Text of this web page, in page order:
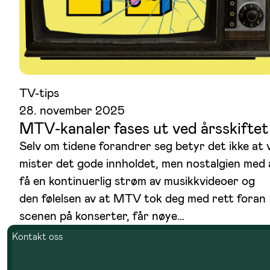
TV-tips
28. november 2025
MTV-kanaler fases ut ved årsskiftet
Selv om tidene forandrer seg betyr det ikke at
mister det gode innholdet, men nostalgien med
få en kontinuerlig strøm av musikkvideoer og
den følelsen av at MTV tok deg med rett foran
scenen på konserter, får nøye…
Kontakt oss